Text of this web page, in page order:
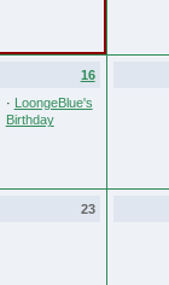
16
· LoongeBlue's
Birthday
23